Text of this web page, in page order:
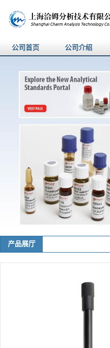
公司首页 公司介绍
产品展厅